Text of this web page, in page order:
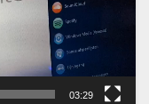
03:29